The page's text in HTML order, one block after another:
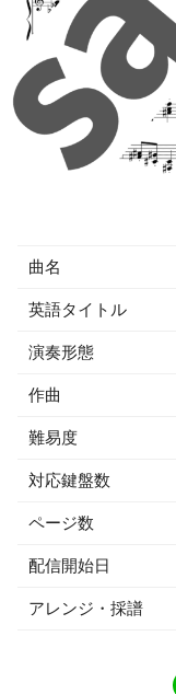
曲名
英語タイトル
演奏形態
作曲
難易度
対応鍵盤数
ページ数
配信開始日
アレンジ・採譜